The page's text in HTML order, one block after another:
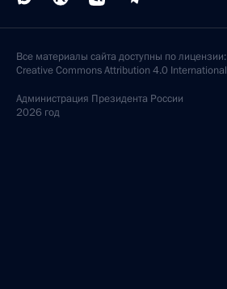
Все материалы сайта доступны по лицензии:
Creative Commons Attribution 4.0 International
Администрация Президента России
2026 год